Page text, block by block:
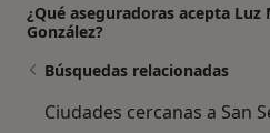
¿Qué aseguradoras acepta Luz
González?
Búsquedas relacionadas
Ciudades cercanas a San